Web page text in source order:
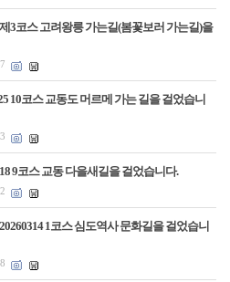
3코스 고려왕릉 가는길(봄꽃보러 가는길)을
10코스 교동도 머르메 가는 길을 걸었습니
9코스 교동 다을새길을 걸었습니다.
1코스 심도역사 문화길을 걸었습니